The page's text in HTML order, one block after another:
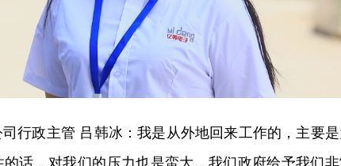
行政主管 吕韩冰：我是从外地回来工作的，主要